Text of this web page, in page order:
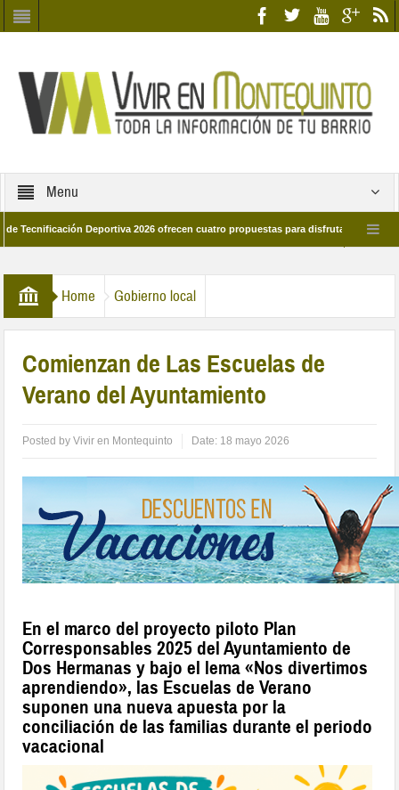
Menu
Deportiva 2026 ofrecen cuatro propuestas para disfrutar del deporte este
Home Gobierno local
Comienzan de Las Escuelas de
Verano del Ayuntamiento
Posted byVivir en Montequinto Date: 18 mayo 2026
En el marco del proyecto piloto Plan
Corresponsables 2025 del Ayuntamiento de
Dos Hermanas y bajo el lema «Nos divertimos
aprendiendo», las Escuelas de Verano
suponen una nueva apuesta por la
conciliación de las familias durante el periodo
vacacional